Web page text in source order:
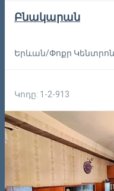
Բնակարան
Երևան/Փոքր
Կոդը: 1-2-913